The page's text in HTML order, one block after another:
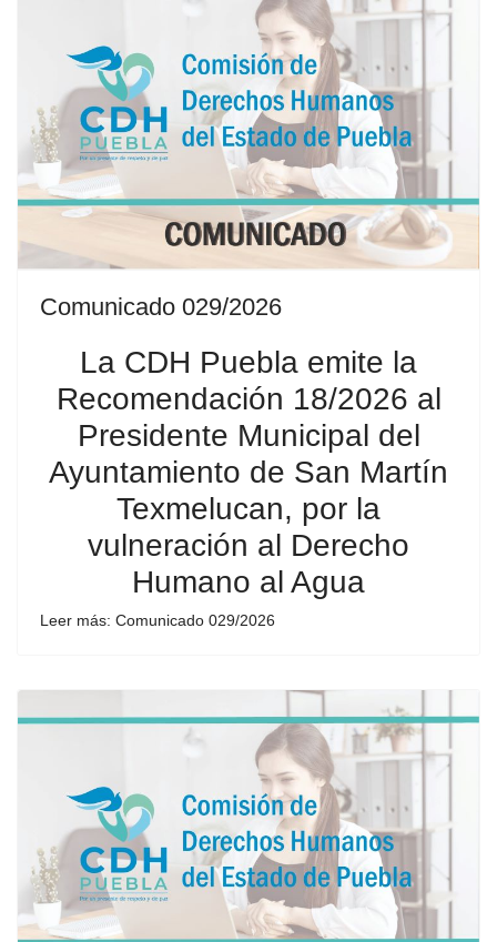
Comunicado 029/2026
La CDH Puebla emite la
Recomendación 18/2026 al
Presidente Municipal del
Ayuntamiento de San Martín
Texmelucan, por la
vulneración al Derecho
Humano al Agua
Leer más: Comunicado 029/2026